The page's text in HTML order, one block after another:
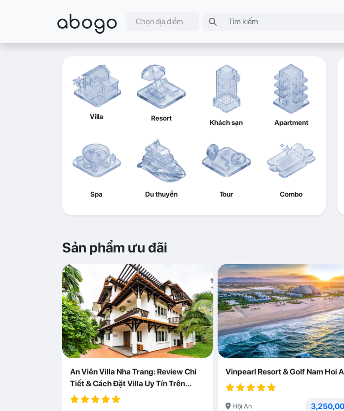
abogo Chọn địa điểm
Villa Resort
Khách sạn Apartment
Spa Du thuyền Tour Combo
Sản phẩm ưu đãi
An Viên Villa Nha Trang: Review Chi
Tiết & Cách Đặt Villa Uy Tín Trên
Abogo
Vinpearl Resort & Golf Nam Hoi
Hội An